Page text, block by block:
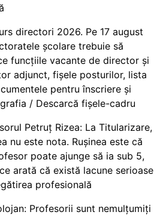
directori 2026. Pe 17 august
școlare trebuie să
funcțiile vacante de director și
adjunct, fișele posturilor, lista
pentru înscriere și
/ Descarcă fișele-cadru
Petruț Rizea: La Titularizare,
nu este nota. Rușinea este că
poate ajunge să ia sub 5,
arată că există lacune serioase
profesională
Profesorii sunt nemulțumiți